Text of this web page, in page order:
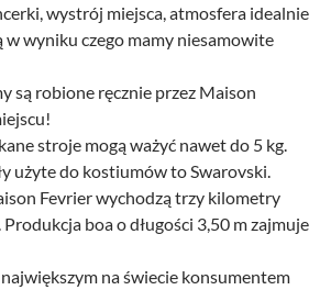
wystrój miejsca, atmosfera idealnie
w wyniku czego mamy niesamowite
są robione ręcznie przez Maison
stroje mogą ważyć nawet do 5 kg.
użyte do kostiumów to Swarovski.
Fevrier wychodzą trzy kilometry
boa o długości 3,50 m zajmuje
na świecie konsumentem